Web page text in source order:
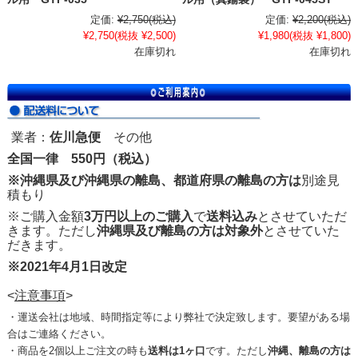
定価: ¥2,750(税込)
¥2,750(税抜 ¥2,500)
在庫切れ
定価: ¥2,200(税込)
¥1,980(税抜 ¥1,800)
在庫切れ
業者： 佐川急便その他
全国一律 550円（税込）
※沖縄県及び沖縄県の離島、都道府県の離島の方は別途見
積もり
※ご購入金額3万円以上のご購入で送料込みとさせていただ
きます。ただし沖縄県及び離島の方は対象外とさせていた
だきます。
※2021年4月1日改定
<注意事項>
・運送会社は地域、時間指定等により弊社で決定致します。要望がある場
合はご連絡ください。
・商品を2個以上ご注文の時も送料は1ヶ口です。ただし沖縄、離島の方は